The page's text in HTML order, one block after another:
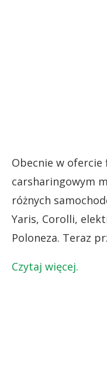
Obecnie w ofercie
carsharingowym
różnych
Yaris, Corolli,
Poloneza. Teraz
Czytaj więcej.